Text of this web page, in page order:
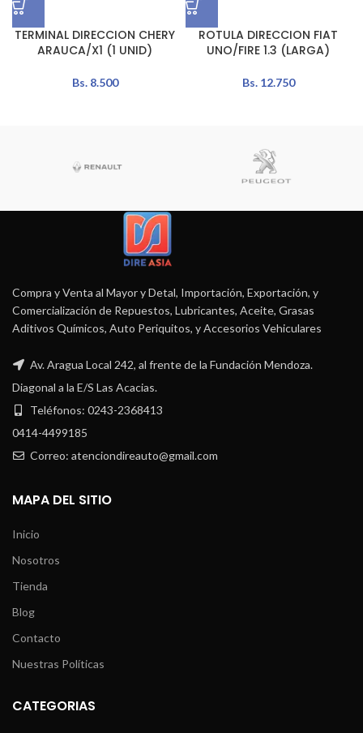
TERMINAL DIRECCION CHERY
ARAUCA/X1 (1 UNID)
Bs.8.500
ROTULA DIRECCION FIAT
UNO/FIRE 1.3 (LARGA)
Bs.12.750
Compra y Venta al Mayor y Detal, Importación, Exportación, y
Comercialización de Repuestos, Lubricantes, Aceite, Grasas
Aditivos Químicos, Auto Periquitos, y Accesorios Vehiculares
Av. Aragua Local 242, al frente de la Fundación Mendoza.
Diagonal a la E/S Las Acacias.
Teléfonos: 0243-2368413
0414-4499185
Correo: atenciondireauto@gmail.com
MAPA DEL SITIO
Inicio
Nosotros
Tienda
Blog
Contacto
Nuestras Políticas
CATEGORIAS